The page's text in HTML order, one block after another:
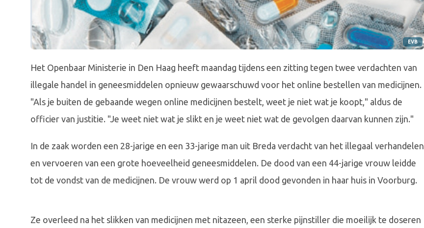
EVB
Het Openbaar Ministerie in Den Haag heeft maandag tijdens een zitting tegen twee verdachten van
illegale handel in geneesmiddelen opnieuw gewaarschuwd voor het online bestellen van medicijnen.
"Als je buiten de gebaande wegen online medicijnen bestelt, weet je niet wat je koopt," aldus de
officier van justitie. "Je weet niet wat je slikt en je weet niet wat de gevolgen daarvan kunnen zijn."
In de zaak worden een 28-jarige en een 33-jarige man uit Breda verdacht van het illegaal verhandelen
en vervoeren van een grote hoeveelheid geneesmiddelen. De dood van een 44-jarige vrouw leidde
tot de vondst van de medicijnen. De vrouw werd op 1 april dood gevonden in haar huis in Voorburg.
Ze overleed na het slikken van medicijnen met nitazeen, een sterke pijnstiller die moeilijk te doseren